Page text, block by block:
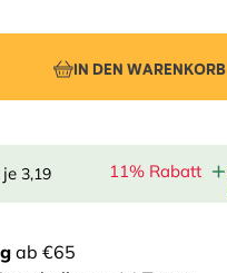
IN DEN WARENKORB
3,19 11% Rabatt
ab €65